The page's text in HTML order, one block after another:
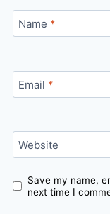
Name *
Email *
Website
Save my name,
next time I